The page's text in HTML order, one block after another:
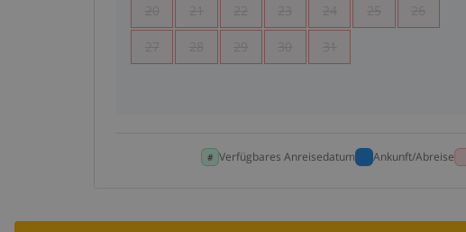
20 21 22 23 24 25 26
27 28 29 30 31
Verfügbares Anreisedatum Ankunft/Abreise